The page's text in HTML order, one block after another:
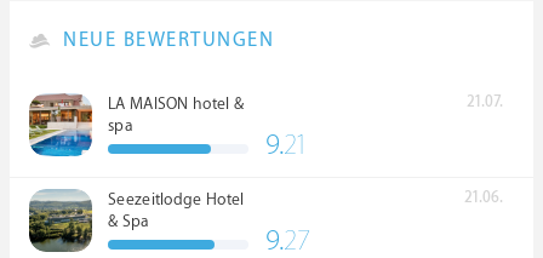
NEUE BEWERTUNGEN
LA MAISON hotel &
spa
21.07.
9.21
Seezeitlodge Hotel
& Spa
21.06.
9.27